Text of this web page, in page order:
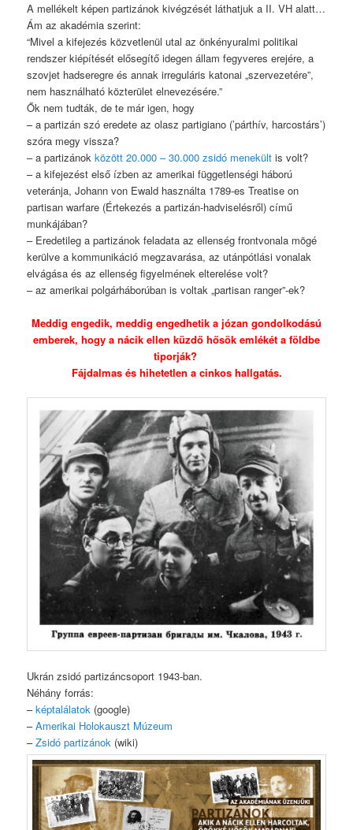
A mellékelt képen partizánok kivégzését láthatjuk a II. VH alatt…
Ám az akadémia szerint:
“Mivel a kifejezés közvetlenül utal az önkényuralmi politikai
rendszer kiépítését elősegítő idegen állam fegyveres erejére, a
szovjet hadseregre és annak irreguláris katonai „szervezetére”,
nem használható közterület elnevezésére.”
Ők nem tudták, de te már igen, hogy
– a partizán szó eredete az olasz partigiano (’párthív, harcostárs’)
szóra megy vissza?
– a partizánokközött 20.000 – 30.000 zsidó menekült is volt?
– a kifejezést első ízben az amerikai függetlenségi háború
veteránja, Johann von Ewald használta 1789-es Treatise on
partisan warfare (Értekezés a partizán-hadviselésről) című
munkájában?
– Eredetileg a partizánok feladata az ellenség frontvonala mögé
kerülve a kommunikáció megzavarása, az utánpótlási vonalak
elvágása és az ellenség figyelmének elterelése volt?
– az amerikai polgárháborúban is voltak „partisan ranger”-ek?
Meddig engedik, meddig engedhetik a józan gondolkodású
emberek, hogy a nácik ellen küzdő hősök emlékét a földbe
tiporják?
Fájdalmas és hihetetlen a cinkos hallgatás.
Ukrán zsidó partizáncsoport 1943-ban.
Néhány forrás:
–képtalálatok (google)
–Amerikai Holokauszt Múzeum
–Zsidó partizánok (wiki)